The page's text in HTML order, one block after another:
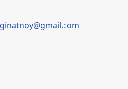
ginatnoy@gmail.com